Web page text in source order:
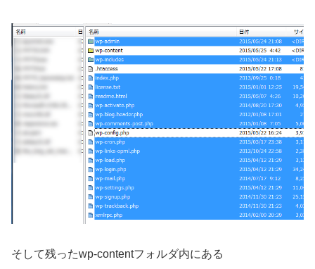
そして残ったwp-contentフォルダ内にある